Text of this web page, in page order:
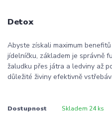
Detox
Abyste získali maximum
jídelníčku, základem je správně
žaludku přes játra a ledviny až
důležité živiny efektivně
Dostupnost Skladem 24 ks